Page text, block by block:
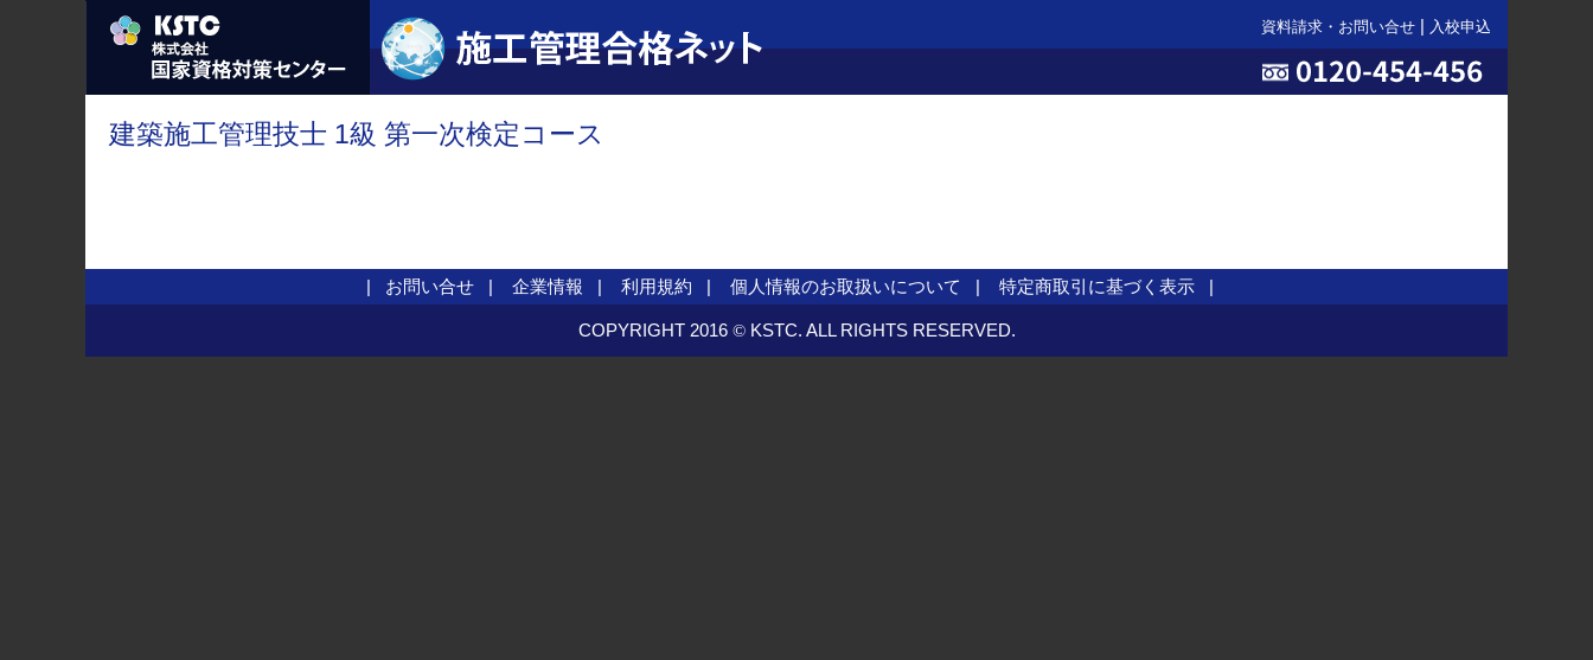
資料請求・お問い合せ 入校申込
建築施工管理技士 1級 第一次検定コース
お問い合せ 企業情報 利用規約 個人情報のお取扱いについて 特定商取引に基づく表示
COPYRIGHT 2016 ©KSTC. ALL RIGHTS RESERVED.